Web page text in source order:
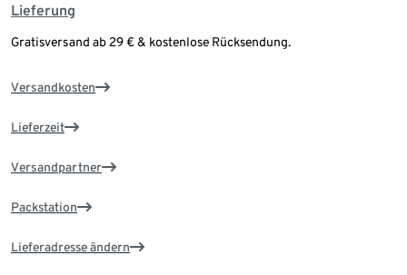
Lieferung
Gratisversand ab 29 € & kostenlose Rücksendung.
Versandkosten
Lieferzeit
Versandpartner
Packstation
Lieferadresse ändern